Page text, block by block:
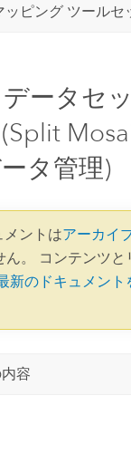
ッピング ツールセ
ータセ
タ管理)
メントはアーカイ
ん。 コンテンツと
新のドキュメント
容